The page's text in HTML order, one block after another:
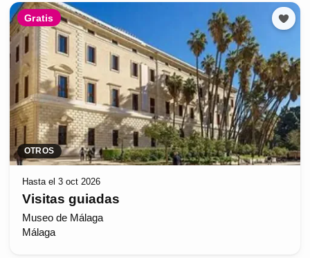
Gratis
OTROS
Hasta el 3 oct 2026
Visitas guiadas
Museo de Málaga
Málaga